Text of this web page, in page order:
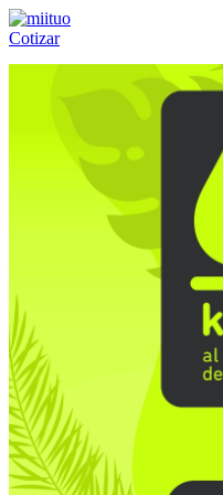
Cotizar
(55) 84-21-05-00